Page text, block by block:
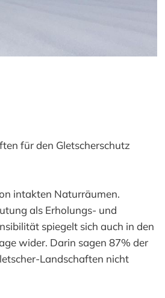
für den Gletscherschutz
intakten Naturräumen.
als Erholungs- und
spiegelt sich auch in den
wider. Darin sagen 87% der
Landschaften nicht